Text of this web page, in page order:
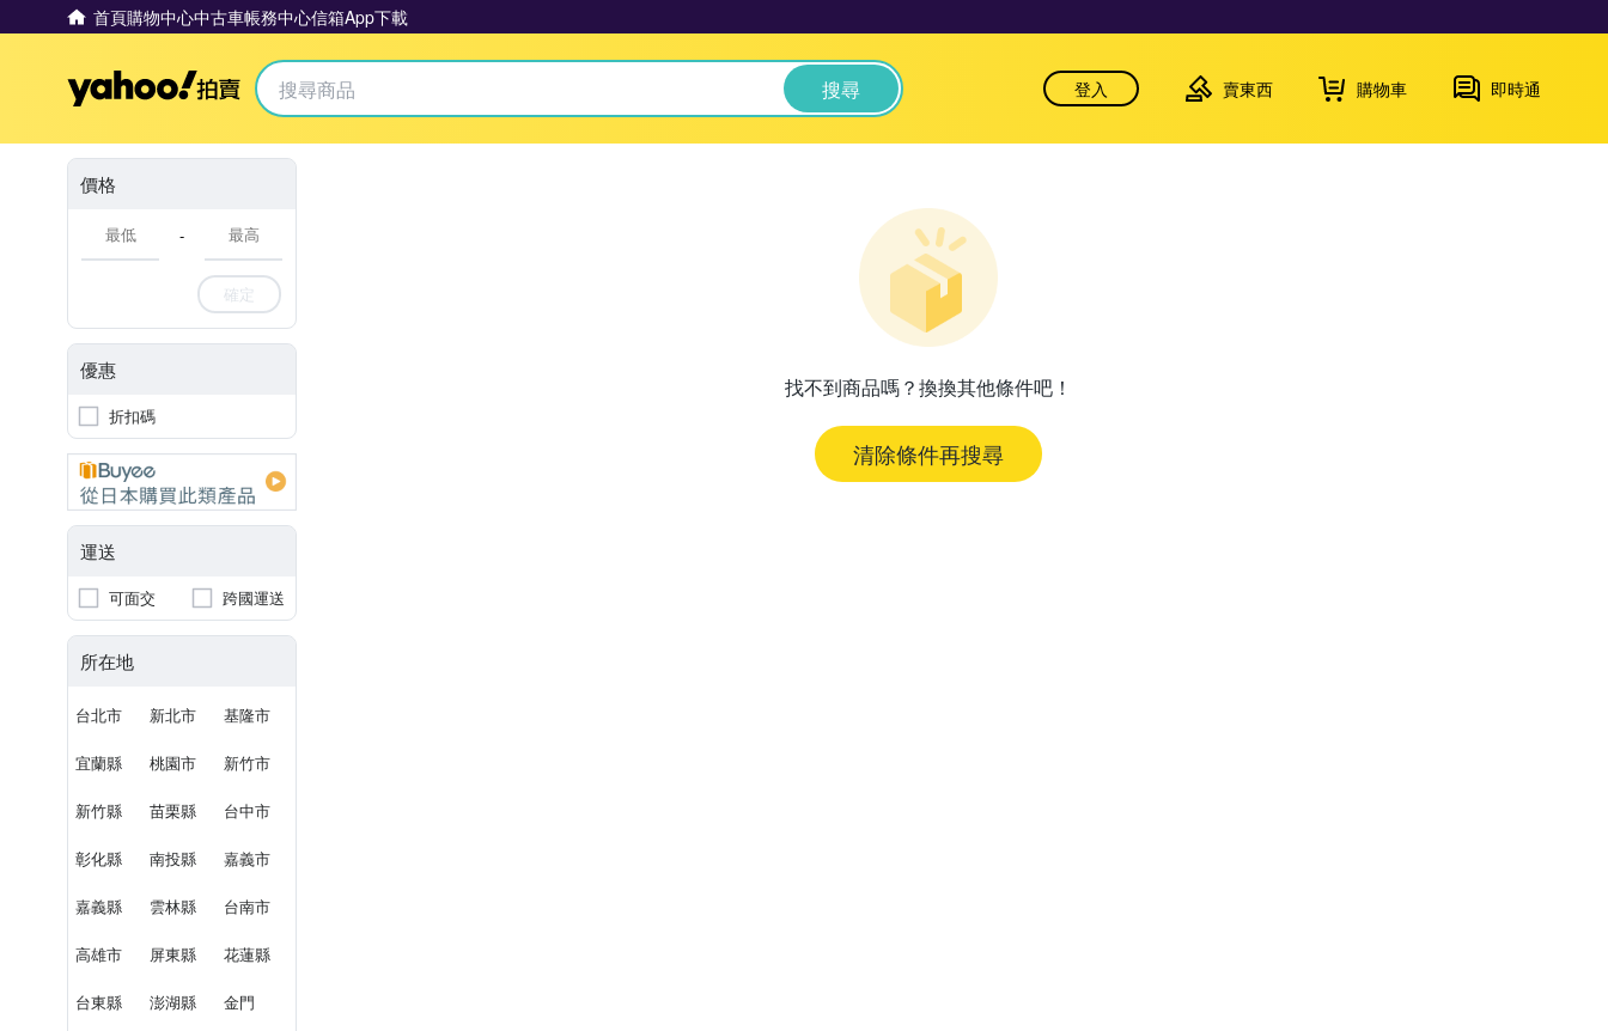
首頁購物中心中古車帳務中心信箱App下載
Yahoo拍賣 搜尋 登入 賣東西 購物車 即時通
價格
-
確定
優惠
折扣碼
運送
可面交 跨國運送
所在地
台北市 新北市 基隆市
宜蘭縣 桃園市 新竹市
新竹縣 苗栗縣 台中市
彰化縣 南投縣 嘉義市
嘉義縣 雲林縣 台南市
高雄市 屏東縣 花蓮縣
台東縣 澎湖縣 金門
找不到商品嗎？換換其他條件吧！
清除條件再搜尋